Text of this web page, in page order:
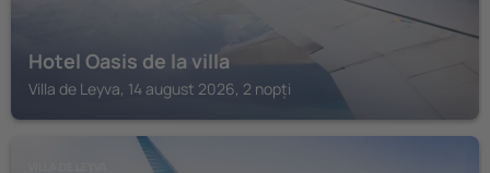
Hotel Oasis de la villa
Villa de Leyva, 14 august 2026, 2 nopți